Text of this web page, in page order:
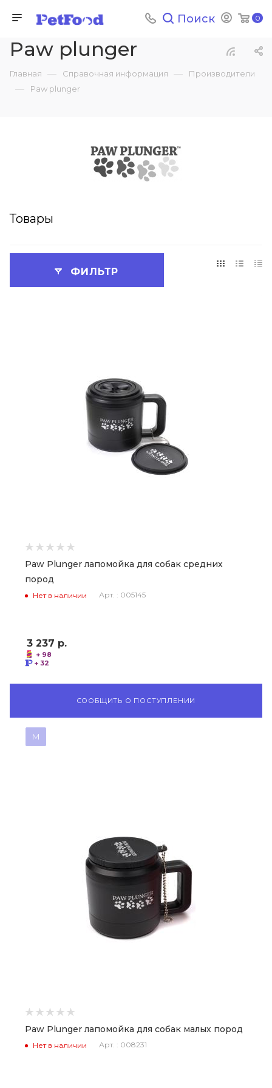
0
Поиск
Paw plunger
Главная — Справочная информация — Производители
— Paw plunger
Товары
ФИЛЬТР
Paw Plunger лапомойка для собак средних
пород
Нет в наличии Арт. : 005145
3 237 р.
+ 98
+ 32
СООБЩИТЬ О ПОСТУПЛЕНИИ
M
Paw Plunger лапомойка для собак малых пород
Нет в наличии Арт. : 008231